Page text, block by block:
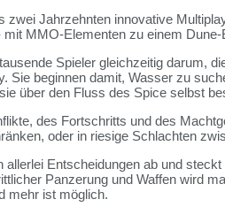
zwei Jahrzehnten innovative
MMO-Elementen zu einem
Spieler gleichzeitig darum,
Sie beginnen damit, Wasser zu
über den Fluss des Spice selbst
des Fortschritts und des
oder in riesige Schlachten
allerlei Entscheidungen ab und
Panzerung und Waffen wird
mehr ist möglich.